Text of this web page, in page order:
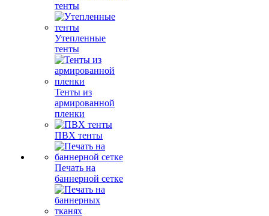
тенты
Утепленные
тенты
Тенты из
армированной
пленки
ПВХ тенты
Печать на
баннерной сетке